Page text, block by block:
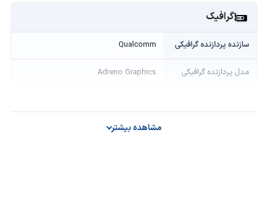
گرافیک
سازنده پردازنده گرافیکی Qualcomm
مدل پردازنده گرافیکی Adreno Graphics
حافظه و ذخیره‌سازی
مشاهده بیشتر